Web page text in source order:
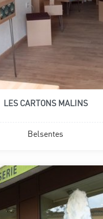
LES CARTONS MALINS
Belsentes